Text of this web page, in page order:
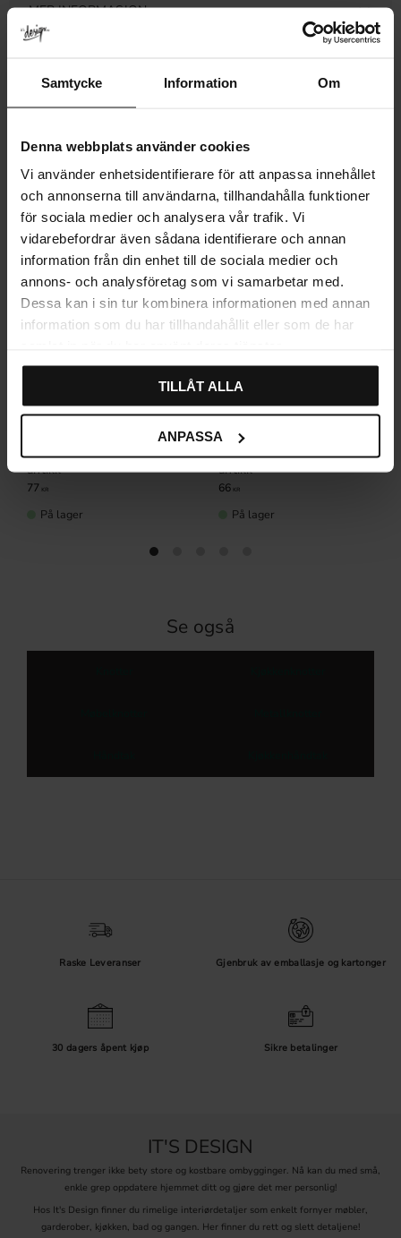
Samtycke Information Om
Denna webbplats använder cookies
Vi använder enhetsidentifierare för att anpassa innehållet
och annonserna till användarna, tillhandahålla funktioner
för sociala medier och analysera vår trafik. Vi
vidarebefordrar även sådana identifierare och annan
information från din enhet till de sociala medier och
annons- och analysföretag som vi samarbetar med.
Dessa kan i sin tur kombinera informationen med annan
information som du har tillhandahållit eller som de har
TILLÅT ALLA
ANPASSA
MER INFORMASJON
ANMELDELSER
Relaterte produkter
Skålhåndtak 3158 Svart
antikk
77 KR
På lager
Oval knott 4010 Svart
antikk
66KR
På lager
Se også
Raske Leveranser Gjenbruk av emballasje og kartonger
30 dagers åpent kjøp Sikre betalinger
IT'S DESIGN
Renovering trenger ikke bety store og kostbare ombygginger. Nå kan du med små,
enkle grep oppdatere hjemmet ditt og gjøre det mer personlig!
Hos It's Design finner du rimelige interiørdetaljer som enkelt fornyer møbler,
garderober, kjøkken, bad og gangen. Her finner du rett og slett detaljene!